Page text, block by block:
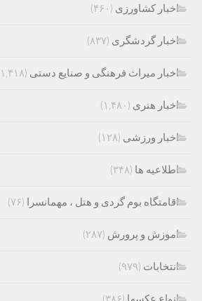
اخبار کشاورزی (۴۶۰)
اخبار گردشگری (۸۳۷)
اخبار میراث فرهنگی و صنایع دستی (۱,۴۱۸)
اخبار هنری (۱,۴۸۰)
اخبار ورزشی (۱۲۸)
اطلاعیه ها (۳۴۸)
اقامتگاه بوم گردی و هتل ، مهمانسرا (۷۶)
اموزش و پرورش (۲۸۷)
انتخابات (۹۷۹)